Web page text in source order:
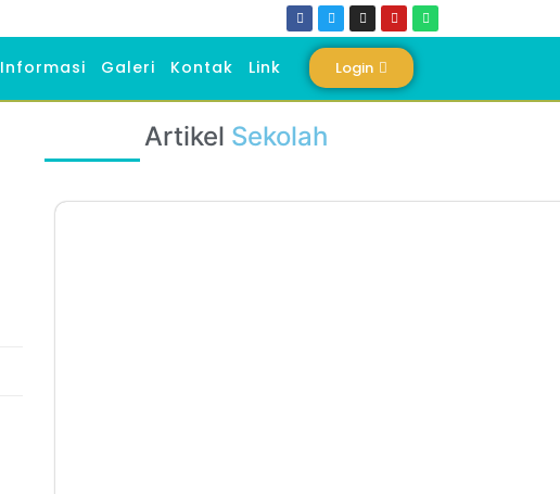
Informasi Galeri Kontak Link Login
Artikel Sekolah